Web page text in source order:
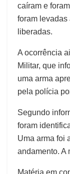
caíram e
foram
liberadas.
A ocorrência
Militar, que
uma arma
pela polícia
Segundo
foram
Uma arma foi
andamento. A
Matéria em